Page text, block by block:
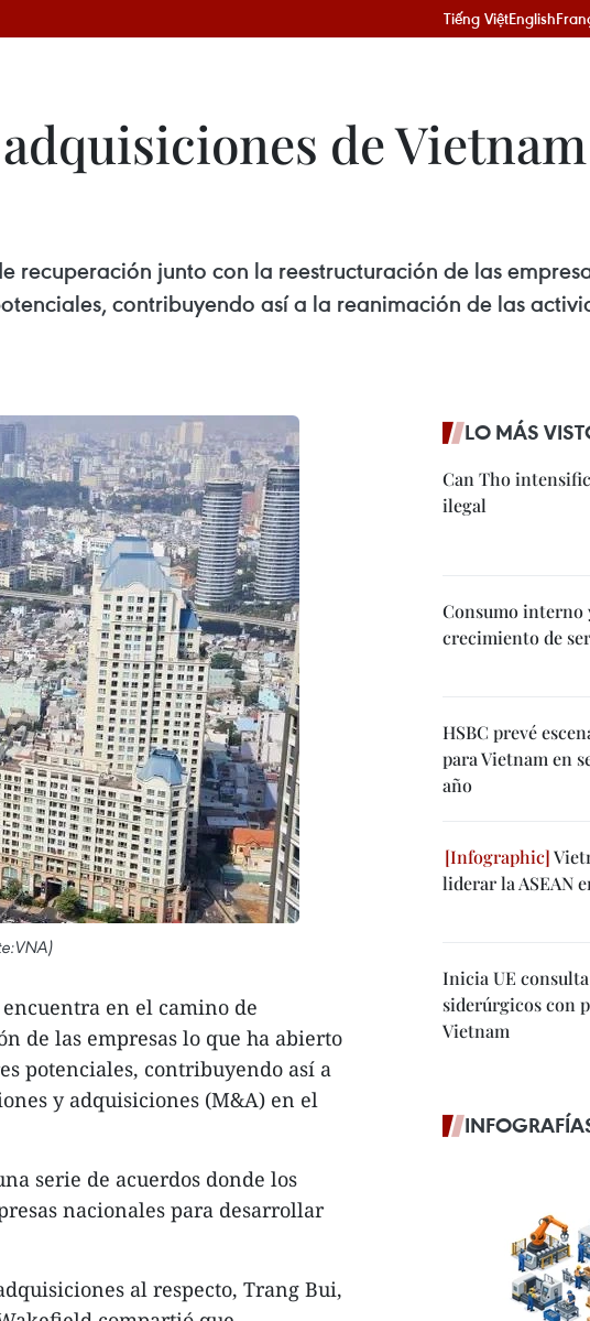
Tiếng ViệtEnglish
de
recuperación junto con la reestructuración de las
contribuyendo así a la reanimación de las
en el camino de
de las empresas lo que ha abierto
potenciales, contribuyendo así a
y adquisiciones (M&A) en el
serie de acuerdos donde los
nacionales para desarrollar
al respecto, Trang Bui,
LO MÁS
Can Tho
ilegal
Consumo interno
crecimiento de
HSBC prevé
para Vietnam en
año
liderar la ASEAN
Inicia UE
siderúrgicos con
Vietnam